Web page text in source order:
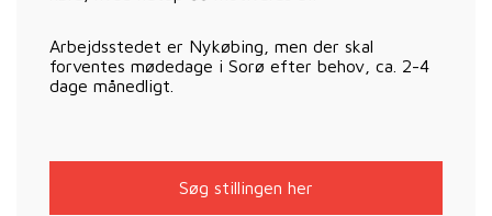
Arbejdsstedet er Nykøbing, men der skal
forventes mødedage i Sorø efter behov, ca. 2-4
dage månedligt.
Søg stillingen her